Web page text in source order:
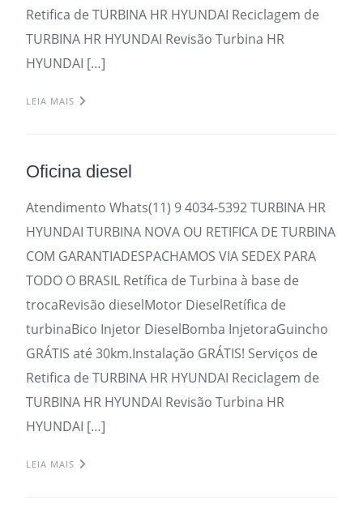
Retifica de TURBINA HR HYUNDAI Reciclagem de
TURBINA HR HYUNDAI Revisão Turbina HR
HYUNDAI […]
LEIA MAIS
Oficina diesel
Atendimento Whats(11) 9 4034-5392 TURBINA HR
HYUNDAI TURBINA NOVA OU RETIFICA DE TURBINA
COM GARANTIADESPACHAMOS VIA SEDEX PARA
TODO O BRASIL Retífica de Turbina à base de
trocaRevisão dieselMotor DieselRetífica de
turbinaBico Injetor DieselBomba InjetoraGuincho
GRÁTIS até 30km.Instalação GRÁTIS! Serviços de
Retifica de TURBINA HR HYUNDAI Reciclagem de
TURBINA HR HYUNDAI Revisão Turbina HR
HYUNDAI […]
LEIA MAIS